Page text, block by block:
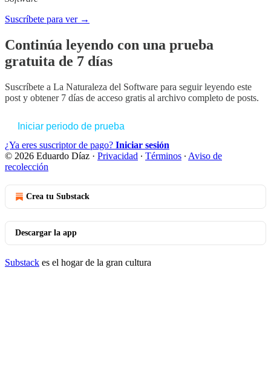
Suscríbete para ver →
Continúa leyendo con una prueba
gratuita de 7 días
Suscríbete a La Naturaleza del Software para seguir leyendo este
post y obtener 7 días de acceso gratis al archivo completo de posts.
Iniciar periodo de prueba
¿Ya eres suscriptor de pago? Iniciar sesión
© 2026 Eduardo Díaz · Privacidad ∙ Términos ∙ Aviso de
recolección
Crea tu Substack
Descargar la app
Substack es el hogar de la gran cultura